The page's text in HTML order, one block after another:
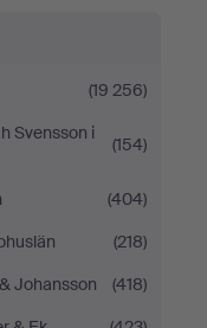
(19 256)
Svensson i
(154)
(404)
(218)
Johansson
(418)